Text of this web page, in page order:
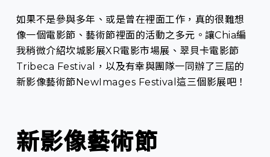
如果不是參與多年、或是曾在裡面工作，真的很難想
像一個電影節、藝術節裡面的活動之多元。讓Chia編
我稍微介紹坎城影展XR電影市場展、翠貝卡電影節
Tribeca Festival，以及有幸與團隊一同辦了三屆的
新影像藝術節NewImages Festival這三個影展吧！
新影像藝術節